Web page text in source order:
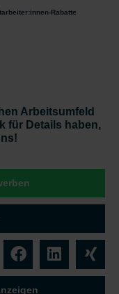
Rabatte
Arbeitsumfeld
für Details haben,